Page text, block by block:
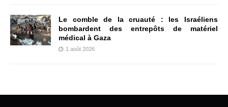
Le comble de la cruauté : les Israéliens
bombardent des entrepôts de matériel
médical à Gaza
1 août 2026